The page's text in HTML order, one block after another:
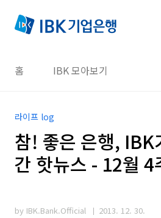
홈 IBK 모아보기
라이프 log
참! 좋은 은행, IBK
간 핫뉴스 - 12월 4
by IBK.Bank.Official 2013. 12. 30.